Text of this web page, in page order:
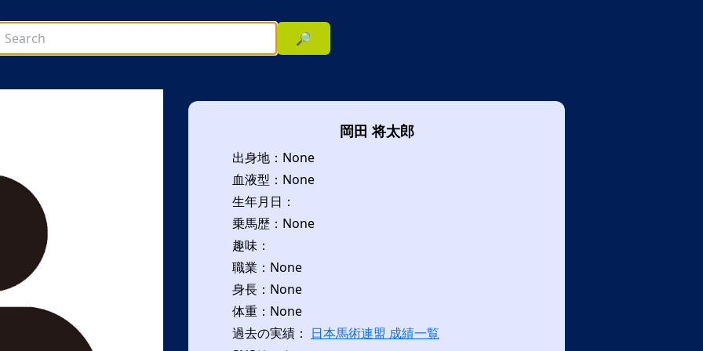
🔎
岡田 将太郎
出身地：None
血液型：None
生年月日：
乗馬歴：None
趣味：
職業：None
身長：None
体重：None
過去の実績： 日本馬術連盟 成績一覧